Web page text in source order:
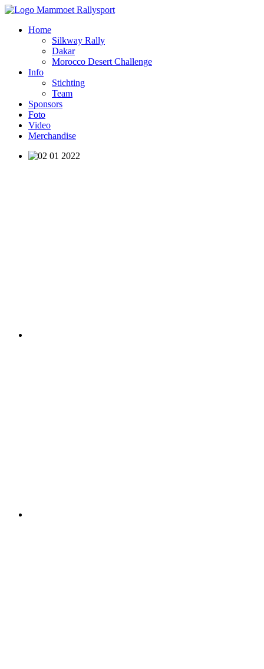
Home
Silkway Rally
Dakar
Morocco Desert Challenge
Info
Stichting
Team
Sponsors
Foto
Video
Merchandise